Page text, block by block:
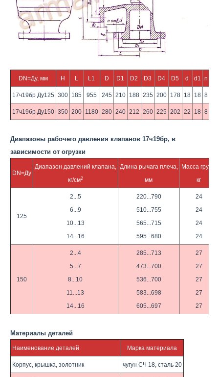
DN=Ду, мм H L L1 D D1 D2 D3 D4 D5 d d1 n
17ч19бр Ду125 300 185 955 245 210 188 235 200 178 18 18 8
17ч19бр Ду150 350 200 1180 280 240 212 260 225 202 22 18 8
Диапазоны рабочего давления клапанов 17ч19бр, в
зависимости от огрузки
DN=Ду
Диапазон давлений клапана,
кг/см2
Длина рычага плеча,
мм
Масса груза,
кг
125
2...5
6...9
10...13
14...16
220...790
510...755
565...715
595...680
24
24
24
24
150
2...4
5...7
8...10
11...13
14...16
285...713
473...700
536...700
583...698
605...697
27
27
27
27
27
Материалы деталей
Наименование деталей Марка материала
Корпус, крышка, золотник чугун СЧ 18, сталь 20